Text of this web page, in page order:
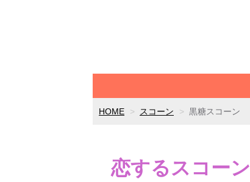
HOME スコーン 黒糖スコーン
恋するスコーン